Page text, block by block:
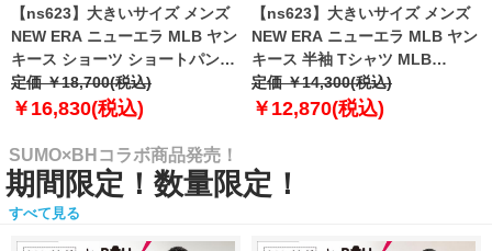
【ns623】大きいサイズ メンズ
NEW ERA ニューエラ MLB ヤン
キース ショーツ ショートパンツ
ハーフパンツ MLB WASHED
NEW YORK YANKEES T-SHIRT
定価 ￥18,700(税込)
￥16,830(税込)
【ns623】大きいサイズ メンズ
NEW ERA ニューエラ MLB ヤン
キース 半袖 Tシャツ MLB
WASHED NEW YORK YANKEES
T-SHIRT USA直輸入 60771645
定価 ￥14,300(税込)
￥12,870(税込)
SUMO×BHコラボ商品発売！
期間限定！数量限定！
すべて見る